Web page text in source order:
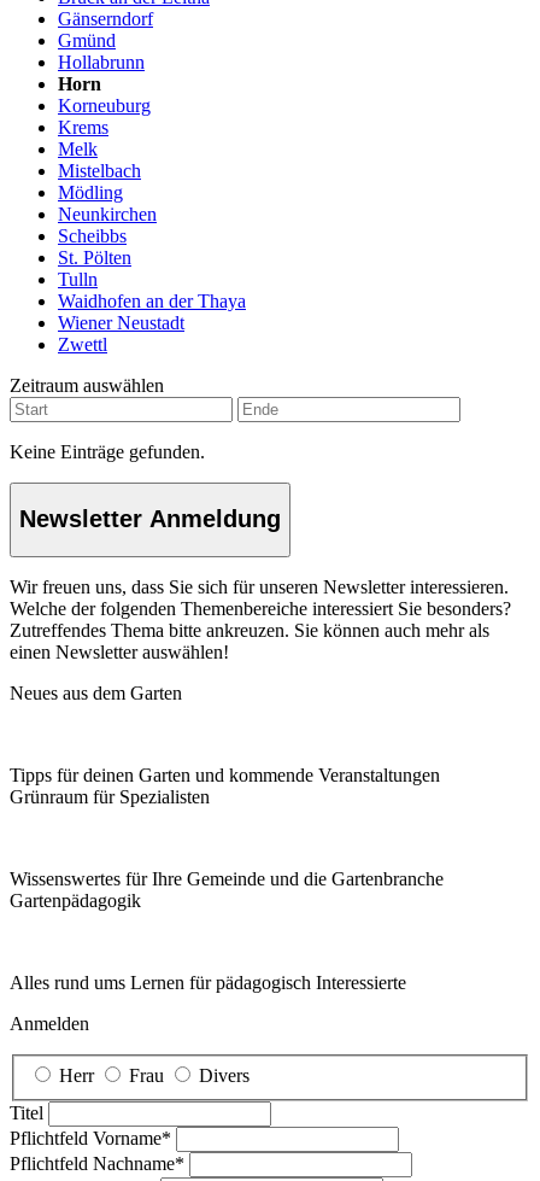
Gänserndorf
Gmünd
Hollabrunn
Horn
Korneuburg
Krems
Melk
Mistelbach
Mödling
Neunkirchen
Scheibbs
St. Pölten
Tulln
Waidhofen an der Thaya
Wiener Neustadt
Zwettl
Zeitraum auswählen
Keine Einträge gefunden.
Newsletter Anmeldung
Wir freuen uns, dass Sie sich für unseren Newsletter interessieren.
Welche der folgenden Themenbereiche interessiert Sie besonders?
Zutreffendes Thema bitte ankreuzen. Sie können auch mehr als
einen Newsletter auswählen!
Neues aus dem Garten
Tipps für deinen Garten und kommende Veranstaltungen
Grünraum für Spezialisten
Wissenswertes für Ihre Gemeinde und die Gartenbranche
Garten­pädagogik
Alles rund ums Lernen für pädagogisch Interessierte
Anmelden
Herr Frau
Divers
Titel
Pflichtfeld Vorname*
Pflichtfeld Nachname*